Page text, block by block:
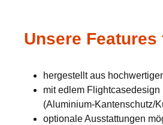
Unsere Features
hergestellt aus
mit edlem Flightcasedesign
(Aluminium-Kantenschutz/
optionale Ausstattungen